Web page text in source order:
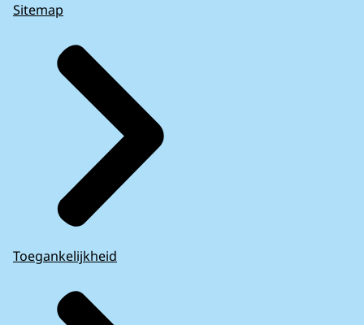
Sitemap
Toegankelijkheid